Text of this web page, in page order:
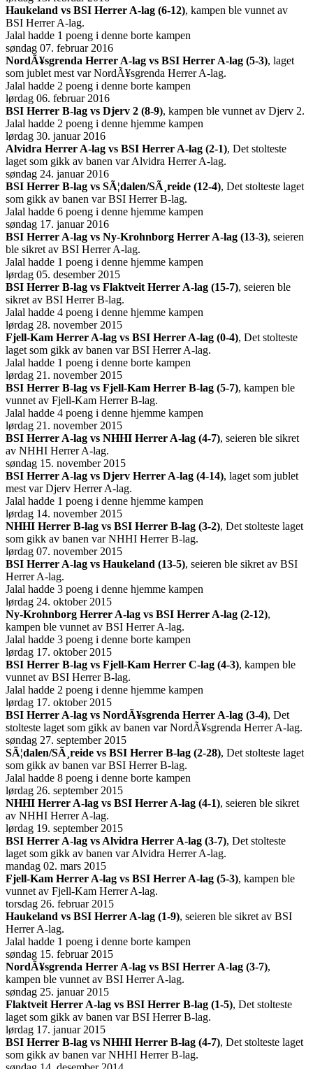
Haukeland vs BSI Herrer A-lag (6-12), kampen ble vunnet av
BSI Herrer A-lag.
Jalal hadde 1 poeng i denne borte kampen
søndag 07. februar 2016
NordÃ¥sgrenda Herrer A-lag vs BSI Herrer A-lag (5-3), laget
som jublet mest var NordÃ¥sgrenda Herrer A-lag.
Jalal hadde 2 poeng i denne borte kampen
lørdag 06. februar 2016
BSI Herrer B-lag vs Djerv 2 (8-9), kampen ble vunnet av Djerv 2.
Jalal hadde 2 poeng i denne hjemme kampen
lørdag 30. januar 2016
Alvidra Herrer A-lag vs BSI Herrer A-lag (2-1), Det stolteste
laget som gikk av banen var Alvidra Herrer A-lag.
søndag 24. januar 2016
BSI Herrer B-lag vs SÃ¦dalen/SÃ¸reide (12-4), Det stolteste laget
som gikk av banen var BSI Herrer B-lag.
Jalal hadde 6 poeng i denne hjemme kampen
søndag 17. januar 2016
BSI Herrer A-lag vs Ny-Krohnborg Herrer A-lag (13-3), seieren
ble sikret av BSI Herrer A-lag.
Jalal hadde 1 poeng i denne hjemme kampen
lørdag 05. desember 2015
BSI Herrer B-lag vs Flaktveit Herrer A-lag (15-7), seieren ble
sikret av BSI Herrer B-lag.
Jalal hadde 4 poeng i denne hjemme kampen
lørdag 28. november 2015
Fjell-Kam Herrer A-lag vs BSI Herrer A-lag (0-4), Det stolteste
laget som gikk av banen var BSI Herrer A-lag.
Jalal hadde 1 poeng i denne borte kampen
lørdag 21. november 2015
BSI Herrer B-lag vs Fjell-Kam Herrer B-lag (5-7), kampen ble
vunnet av Fjell-Kam Herrer B-lag.
Jalal hadde 4 poeng i denne hjemme kampen
lørdag 21. november 2015
BSI Herrer A-lag vs NHHI Herrer A-lag (4-7), seieren ble sikret
av NHHI Herrer A-lag.
søndag 15. november 2015
BSI Herrer A-lag vs Djerv Herrer A-lag (4-14), laget som jublet
mest var Djerv Herrer A-lag.
Jalal hadde 1 poeng i denne hjemme kampen
lørdag 14. november 2015
NHHI Herrer B-lag vs BSI Herrer B-lag (3-2), Det stolteste laget
som gikk av banen var NHHI Herrer B-lag.
lørdag 07. november 2015
BSI Herrer A-lag vs Haukeland (13-5), seieren ble sikret av BSI
Herrer A-lag.
Jalal hadde 3 poeng i denne hjemme kampen
lørdag 24. oktober 2015
Ny-Krohnborg Herrer A-lag vs BSI Herrer A-lag (2-12),
kampen ble vunnet av BSI Herrer A-lag.
Jalal hadde 3 poeng i denne borte kampen
lørdag 17. oktober 2015
BSI Herrer B-lag vs Fjell-Kam Herrer C-lag (4-3), kampen ble
vunnet av BSI Herrer B-lag.
Jalal hadde 2 poeng i denne hjemme kampen
lørdag 17. oktober 2015
BSI Herrer A-lag vs NordÃ¥sgrenda Herrer A-lag (3-4), Det
stolteste laget som gikk av banen var NordÃ¥sgrenda Herrer A-lag.
søndag 27. september 2015
SÃ¦dalen/SÃ¸reide vs BSI Herrer B-lag (2-28), Det stolteste laget
som gikk av banen var BSI Herrer B-lag.
Jalal hadde 8 poeng i denne borte kampen
lørdag 26. september 2015
NHHI Herrer A-lag vs BSI Herrer A-lag (4-1), seieren ble sikret
av NHHI Herrer A-lag.
lørdag 19. september 2015
BSI Herrer A-lag vs Alvidra Herrer A-lag (3-7), Det stolteste
laget som gikk av banen var Alvidra Herrer A-lag.
mandag 02. mars 2015
Fjell-Kam Herrer A-lag vs BSI Herrer A-lag (5-3), kampen ble
vunnet av Fjell-Kam Herrer A-lag.
torsdag 26. februar 2015
Haukeland vs BSI Herrer A-lag (1-9), seieren ble sikret av BSI
Herrer A-lag.
Jalal hadde 1 poeng i denne borte kampen
søndag 15. februar 2015
NordÃ¥sgrenda Herrer A-lag vs BSI Herrer A-lag (3-7),
kampen ble vunnet av BSI Herrer A-lag.
søndag 25. januar 2015
Flaktveit Herrer A-lag vs BSI Herrer B-lag (1-5), Det stolteste
laget som gikk av banen var BSI Herrer B-lag.
lørdag 17. januar 2015
BSI Herrer B-lag vs NHHI Herrer B-lag (4-7), Det stolteste laget
som gikk av banen var NHHI Herrer B-lag.